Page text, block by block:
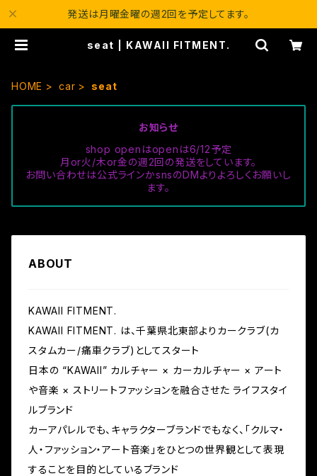
発送は月曜金曜の週2回を予定してます。
seat | KAWAII FITMENT.
HOME car seat
お知らせ
shop openはopenは6/12予定
月or火/木or金の週2回の発送をしています。
お問い合わせは公式ラインかsnsのDMよりよろしくお願いし
ます。
ABOUT
KAWAII FITMENT.
KAWAII FITMENT. は、千葉県北東部よりカークラブ(カ
スタムカー/痛車クラブ)としてスタート
日本の “KAWAII” カルチャー × カーカルチャー × アート
や音楽 × ストリートファッションを融合させた ライフスタイ
ルブランド
カーアパレルでも、キャラクターブランドでもなく、「クルマ・
人・ファッション・アート音楽」をひとつの世界観として表現
することを目的としているブランド